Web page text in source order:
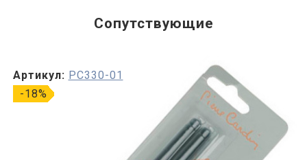
Сопутствующие
-18%
Артикул: PC330-01